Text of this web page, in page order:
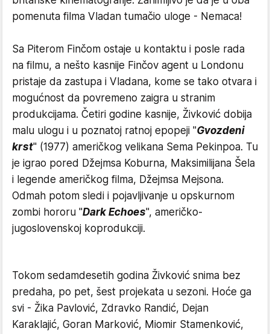
pomenuta filma Vladan tumačio uloge - Nemaca!
Sa Piterom Finčom ostaje u kontaktu i posle rada
na filmu, a nešto kasnije Finčov agent u Londonu
pristaje da zastupa i Vladana, kome se tako otvara i
mogućnost da povremeno zaigra u stranim
produkcijama. Četiri godine kasnije, Živković dobija
malu ulogu i u poznatoj ratnoj epopeji "Gvozdeni
krst" (1977) američkog velikana Sema Pekinpoa. Tu
je igrao pored Džejmsa Koburna, Maksimilijana Šela
i legende američkog filma, Džejmsa Mejsona.
Odmah potom sledi i pojavljivanje u opskurnom
zombi hororu "Dark Echoes", američko-
jugoslovenskoj koprodukciji.
Tokom sedamdesetih godina Živković snima bez
predaha, po pet, šest projekata u sezoni. Hoće ga
svi - Žika Pavlović, Zdravko Randić, Dejan
Karaklajić, Goran Marković, Miomir Stamenković,